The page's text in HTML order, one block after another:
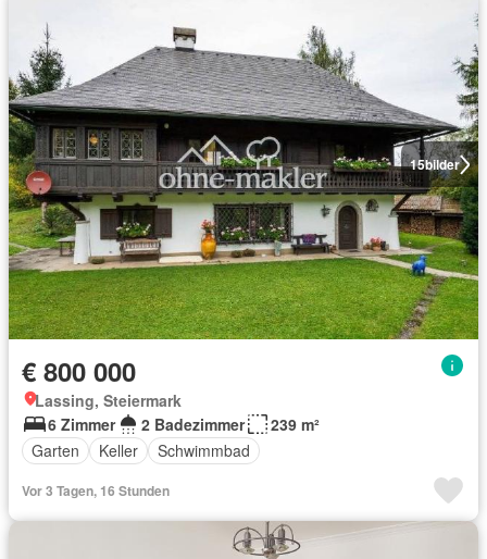
15bilder
€ 800 000
Lassing, Steiermark
6 Zimmer
2 Badezimmer
239 m²
Garten
Keller Schwimmbad
Vor 3 Tagen, 16 Stunden